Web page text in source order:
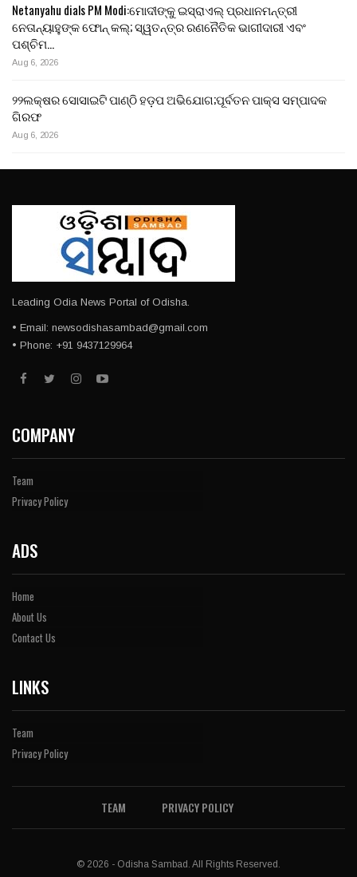
Netanyahu dials PM Modi:ମୋଦୀଙ୍କୁ ଇସ୍ରାଏଲ୍ ପ୍ରଧାନମନ୍ତ୍ରୀ
ନେତାନ୍ୟାହୁଙ୍କ ଫୋନ୍ କଲ୍; ସ୍ୱତନ୍ତ୍ର ରଣନୈତିକ ଭାଗୀଦାରୀ ଏବଂ
ପଶ୍ଚିମ…
Aug 6, 2026
୨୨ଲକ୍ଷର ସୋସାଇଟି ପାଣ୍ଠି ହଡ଼ପ ଅଭିଯୋଗ;ପୂର୍ବତନ ପାକ୍ସ ସମ୍ପାଦକ
ଗିରଫ
Aug 6, 2026
Leading Odia News Portal of Odisha.
• Email: newsodishasambad@gmail.com
• Phone: +91 9437129964
COMPANY
Team
Privacy Policy
ADS
Home
About Us
Contact Us
LINKS
Team
Privacy Policy
TEAM PRIVACY POLICY
© 2026 - Odisha Sambad. All Rights Reserved.